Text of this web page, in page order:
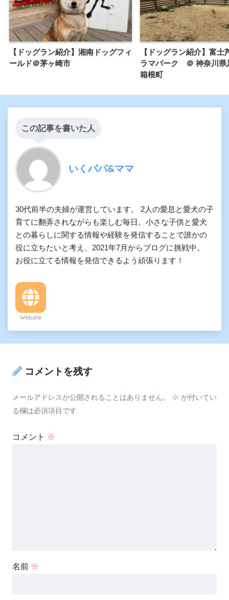
【ドッグラン紹介】湘南ドッグフィ
ールド＠茅ヶ崎市
【ドッグラン紹介】富士
ラマパーク ＠ 神奈川県
箱根町
この記事を書いた人
いくパパ&ママ
30代前半の夫婦が運営しています。 2人の愛息と愛犬の子
育てに翻弄されながらも楽しむ毎日。小さな子供と愛犬
との暮らしに関する情報や経験を発信することで誰かの
役に立ちたいと考え、2021年7月からブログに挑戦中。
お役に立てる情報を発信できるよう頑張ります！
Website
コメントを残す
メールアドレスが公開されることはありません。 ※ が付いてい
る欄は必須項目です
コメント ※
名前 ※